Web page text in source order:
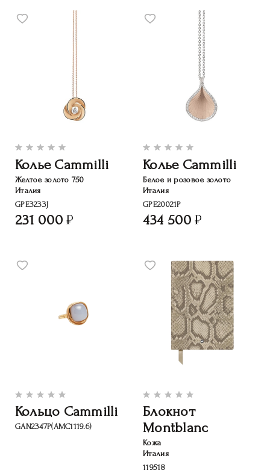
Колье Cammilli
Желтое золото 750
Италия
GPE3233J
231 000
Колье Cammilli
Белое и розовое золото
Италия
GPE20021P
434 500
Кольцо Cammilli
GAN2347P(АМС1119.6)
Блокнот
Montblanc
Кожа
Италия
119518